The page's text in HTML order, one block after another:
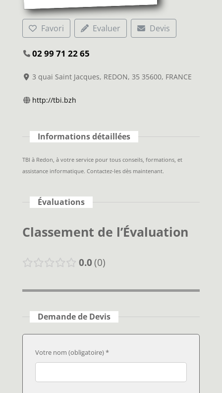
Favori Evaluer Devis
02 99 71 22 65
3 quai Saint Jacques, REDON, 35 35600, FRANCE
http://tbi.bzh
Informations détaillées
TBI à Redon, à votre service pour tous conseils, formations, et
assistance informatique. Contactez-les dès maintenant.
Évaluations
Classement de l’Évaluation
0.0 0
Demande de Devis
Votre nom (obligatoire) *